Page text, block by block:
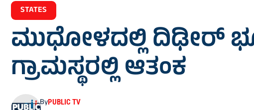
STATES
ಮುಧೋಳದಲ್ಲಿ ದಿಢೀರ್
ಗ್ರಾಮಸ್ಥರಲ್ಲಿ ಆತಂಕ
ByPUBLIC TV